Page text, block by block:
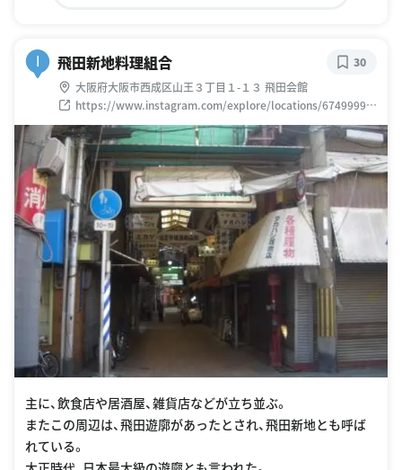
I 飛田新地料理組合
大阪府大阪市西成区山王３丁目１-１３ 飛田会館
https://www.instagram.com/explore/locations/67499999
6
30
主に、飲食店や居酒屋、雑貨店などが立ち並ぶ。
またこの周辺は、飛田遊廓があったとされ、飛田新地とも呼ば
れている。